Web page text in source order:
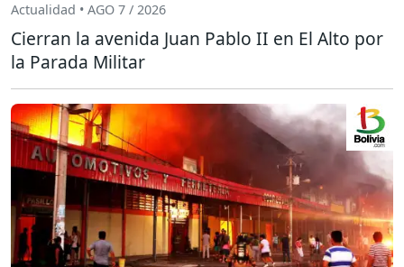
Actualidad • AGO 7 / 2026
Cierran la avenida Juan Pablo II en El Alto por
la Parada Militar